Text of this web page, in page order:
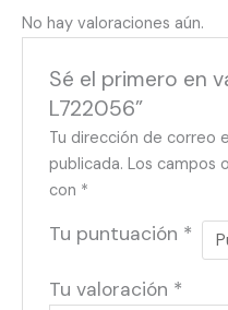
No hay valoraciones aún.
Sé el primero en
L722056”
Tu dirección de correo
publicada. Los campos
con *
Tu puntuación *
Tu valoración *